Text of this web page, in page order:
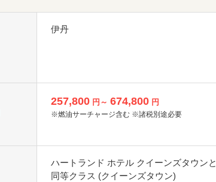
伊丹
257,800 円～ 674,800 円
※燃油サーチャージ含む ※諸税別途必要
ハートランド ホテル クイーンズタウンと
同等クラス (クイーンズタウン)